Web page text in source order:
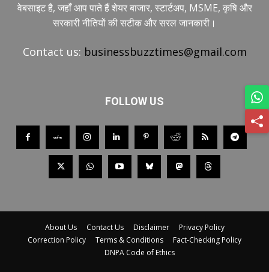
वेबसाइट है, जहाँ आप पाते हैं शेयर बाजार, स्टार्टअप, MSME, कृषि और
सरकारी नीतियों की सटीक और सरल जानकारी।
Contact us: businessbuzztimes@gmail.com
FOLLOW US
About Us Contact Us Disclaimer
Privacy Policy
Correction Policy
Terms & Conditions
Fact-Checking Policy
DNPA Code of Ethics